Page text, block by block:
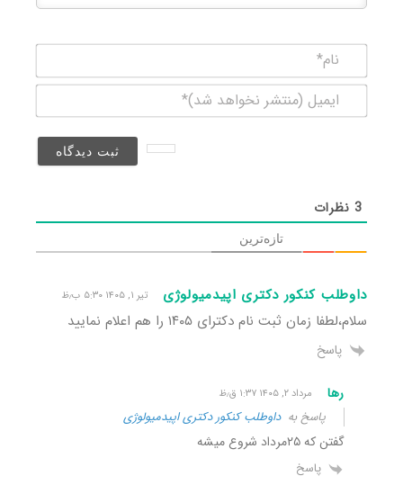
(منتشر
3 نظرات
تازه‌ترین
داوطلب کنکور دکتری اپیدمیولوژی تیر ۱, ۱۴۰۵ ۵:۳۰ ب٫ظ
سلام،لطفا زمان ثبت نام دکترای ۱۴۰۵ را هم اعلام نمایید
پاسخ
رها مرداد ۲, ۱۴۰۵ ۱:۳۷ ق٫ظ
پاسخ بهداوطلب کنکور دکتری اپیدمیولوژی
گفتن که ۲۵مرداد شروع میشه
پاسخ